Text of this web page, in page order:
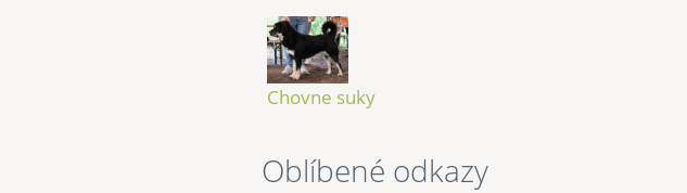
Chovne suky
Oblíbené odkazy